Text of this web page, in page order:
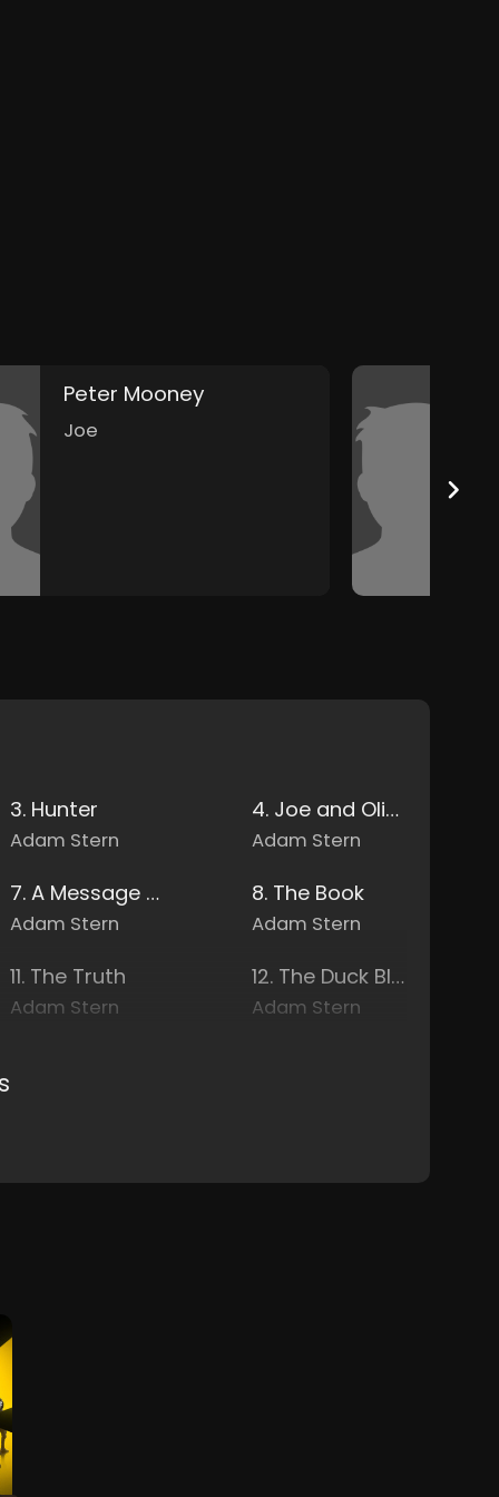
Peter Mooney
Joe
3. Hunter
Adam Stern
4. Joe and Oliver
Adam Stern
7. A Message from Ash
Adam Stern
8. The Book
Adam Stern
11. The Truth
Adam Stern
12. The Duck Blind
Adam Stern